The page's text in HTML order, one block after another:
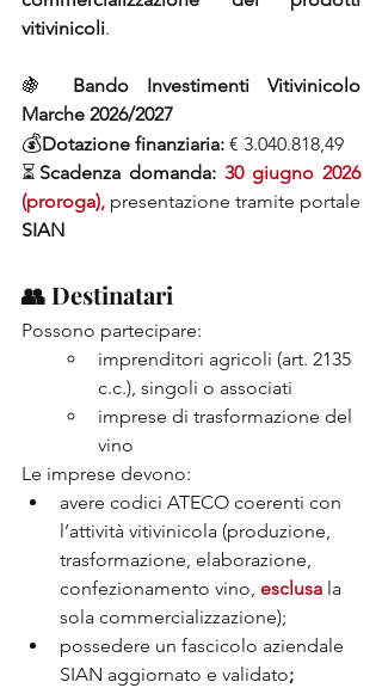
vitivinicoli.
🍇 Bando Investimenti Vitivinicolo
Marche 2026/2027
💰Dotazione finanziaria: € 3.040.818,49
⏳ Scadenza domanda: 30 giugno 2026
(proroga),
SIAN
👥 Destinatari
Possono partecipare:
imprenditori agricoli (art. 2135
c.c.), singoli o associati
imprese di trasformazione del
vino
Le imprese devono:
avere codici ATECO coerenti con
l’attività vitivinicola (produzione,
trasformazione, elaborazione,
confezionamento vino, esclusa la
sola commercializzazione);
possedere un fascicolo aziendale
SIAN aggiornato e validato;